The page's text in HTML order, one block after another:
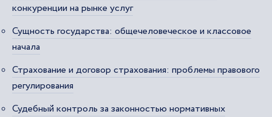
конкуренции на рынке услуг
Сущность государства: общечеловеческое и классовое
начала
Страхование и договор страхования: проблемы правового
регулирования
Судебный контроль за законностью нормативных